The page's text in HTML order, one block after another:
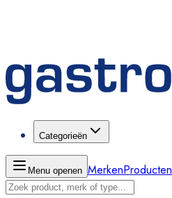
Categorieën
Menu openen MerkenProducten